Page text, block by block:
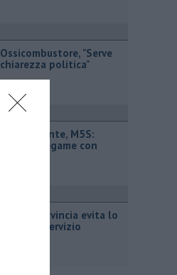
Ossicombustore, "Serve
chiarezza politica"
Retiambiente, M5S:
"Nessun legame con
Bus, la Provincia evita lo
stop del servizio